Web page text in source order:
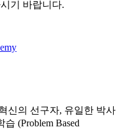
기 바랍니다.
신의 선구자, 유일한 박사
(Problem Based